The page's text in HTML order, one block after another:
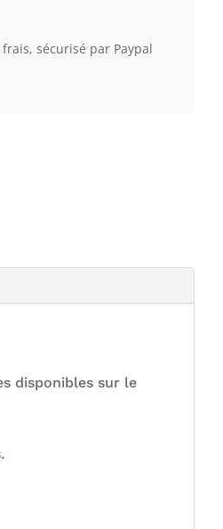
sécurisé par Paypal
disponibles sur le